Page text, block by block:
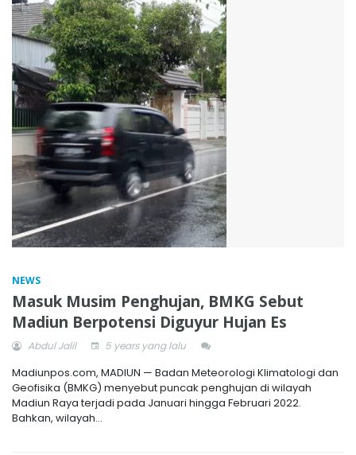
NEWS
Masuk Musim Penghujan, BMKG Sebut
Madiun Berpotensi Diguyur Hujan Es
Abdul Jalil 5 years yang lalu
Madiunpos.com, MADIUN — Badan Meteorologi Klimatologi dan
Geofisika (BMKG) menyebut puncak penghujan di wilayah
Madiun Raya terjadi pada Januari hingga Februari 2022.
Bahkan, wilayah...